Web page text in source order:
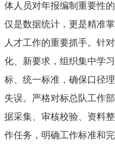
体人员对年报编制重要性
仅是数据统计，更是精准
人才工作的重要抓手。针
化、新要求， 组织集中学
标、统一标准， 确保口径
失误。严格对标总队工作
据采集、 审核校验、 资料
作任务，明确工作标准和